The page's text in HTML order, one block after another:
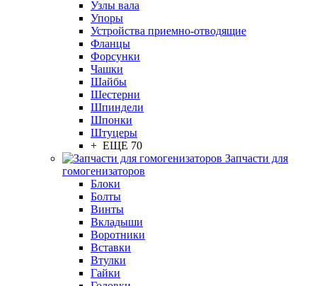
Узлы вала
Упоры
Устройства приемно-отводящие
Фланцы
Форсунки
Чашки
Шайбы
Шестерни
Шпиндели
Шпонки
Штуцеры
+ ЕЩЕ 70
Запчасти для
гомогенизаторов
Блоки
Болты
Винты
Вкладыши
Воротники
Вставки
Втулки
Гайки